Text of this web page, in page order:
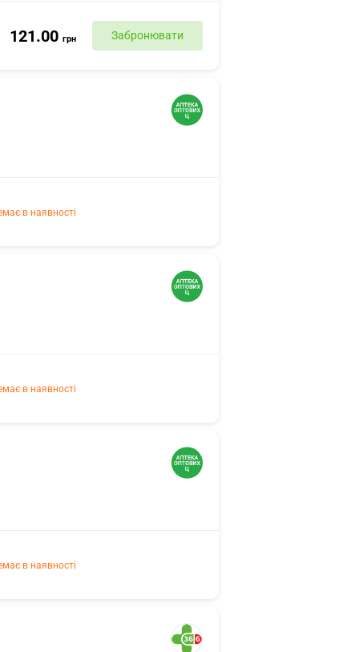
121.00 грн Забронювати
в наявності
в наявності
в наявності